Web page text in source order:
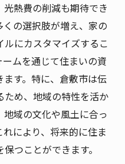
倉敷市での住まいの
敷市でのリフォーム
適化するリフォーム
案する倉敷市の住ま
熱費の削減も期待でき
の選択肢が増え、家の
にカスタマイズするこ
ムを通じて住まいの資
す。特に、倉敷市は伝
め、地域の特性を活か
域の文化や風土に合っ
により、将来的に住ま
つことができます。